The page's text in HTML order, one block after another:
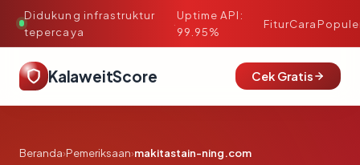
Didukung infrastruktur
tepercaya
·
Uptime API:
99.95%
FiturCara
KalaweitScore Cek Gratis
Beranda›Pemeriksaan›makitastain-ning.com